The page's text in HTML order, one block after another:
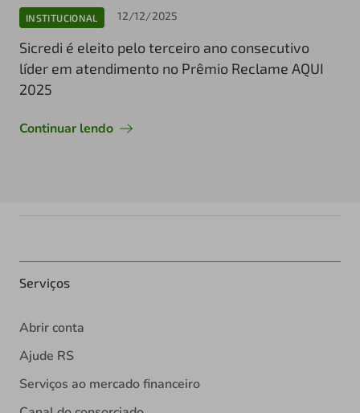
INSTITUCIONAL 12/12/2025
Sicredi é eleito pelo terceiro ano consecutivo
líder em atendimento no Prêmio Reclame AQUI
2025
Continuar lendo
Serviços
Abrir conta
Ajude RS
Serviços ao mercado financeiro